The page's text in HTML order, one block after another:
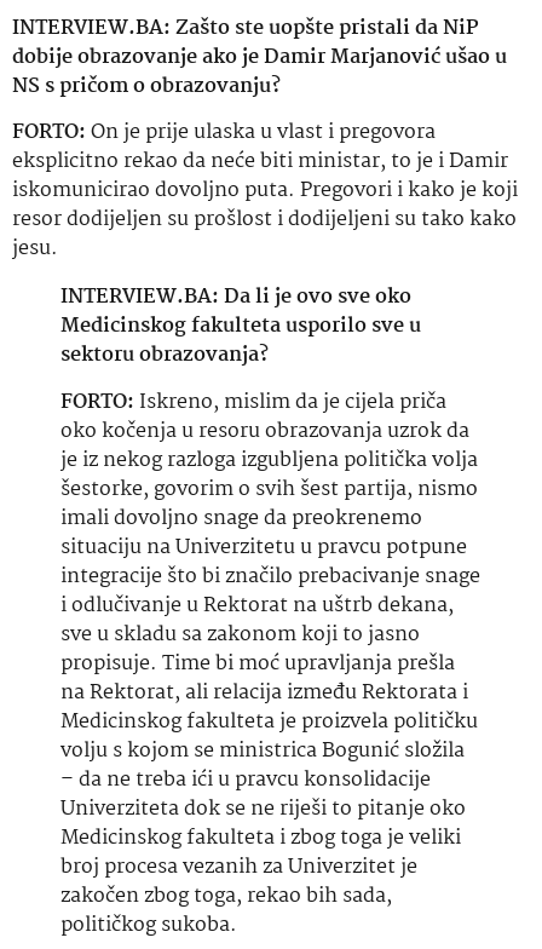
INTERVIEW.BA: Zašto steuopštepristali daNiP
dobije obrazovanje ako je Damir Marjanović ušao u
NS s pričom o obrazovanju?
FORTO:On je prije ulaska u vlast i pregovora
eksplicitno rekao da neće biti ministar, to je i Damir
iskomunicirao dovoljno puta. Pregovori i kako je koji
resor dodijeljen su prošlost i dodijeljeni su tako kako
jesu.
INTERVIEW.BA: Da li je ovo sve oko
Medicinskog fakulteta usporilo sve u
sektoru obrazovanja?
FORTO: Iskreno, mislim da je cijela priča
oko kočenja u resoru obrazovanja uzrok da
je iz nekog razloga izgubljena politička volja
šestorke, govorim o svih šest partija, nismo
imali dovoljno snage da preokrenemo
situaciju na Univerzitetu u pravcu potpune
integracije što bi značilo prebacivanje snage
i odlučivanje u Rektorat na uštrb dekana,
sve u skladu sa zakonom koji to jasno
propisuje. Time bi moć upravljanja prešla
na Rektorat, ali relacija između Rektorata i
Medicinskog fakulteta je proizvela političku
volju s kojom se ministricaBogunićsložila
– da ne treba ići u pravcu konsolidacije
Univerziteta dok se ne riješi to pitanje oko
Medicinskog fakulteta i zbog toga je veliki
broj procesa vezanih za Univerzitet je
zakočen zbog toga, rekao bih sada,
političkog sukoba.